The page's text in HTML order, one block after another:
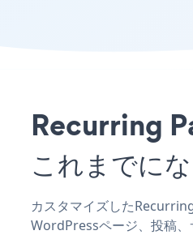
Recurring
これまでに
カスタマイズした
WordPressページ、投稿、